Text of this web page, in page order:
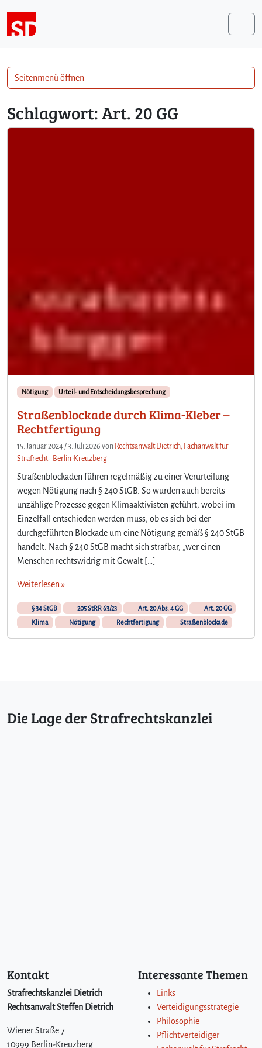
Schlagwort:Art. 20 GG
Nötigung Urteil- und Entscheidungsbesprechung
Straßenblockade durch Klima-Kleber –
Rechtfertigung
15. Januar 2024 /3. Juli 2026 von Rechtsanwalt Dietrich, Fachanwalt für
Strafrecht - Berlin-Kreuzberg
Straßenblockaden führen regelmäßig zu einer Verurteilung
wegen Nötigung nach § 240 StGB. So wurden auch bereits
unzählige Prozesse gegen Klimaaktivisten geführt, wobei im
Einzelfall entschieden werden muss, ob es sich bei der
durchgeführten Blockade um eine Nötigung gemäß § 240 StGB
handelt. Nach § 240 StGB macht sich strafbar, „wer einen
Menschen rechtswidrig mit Gewalt […]
Weiterlesen »
§ 34 StGB 205 StRR 63/23 Art. 20 Abs. 4 GG
Art. 20 GG
Klima
Nötigung Rechtfertigung Straßenblockade
Seitenmenü öffnen
Die Lage der Strafrechtskanzlei
Kontakt
Strafrechtskanzlei Dietrich
Rechtsanwalt Steffen Dietrich
Wiener Straße 7
10999 Berlin-Kreuzberg
Interessante Themen
Links
Verteidigungsstrategie
Philosophie
Pflichtverteidiger